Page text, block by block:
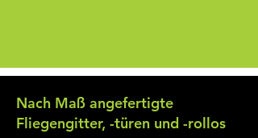
Nach Maß angefertigte
Fliegengitter, -türen und -rollos